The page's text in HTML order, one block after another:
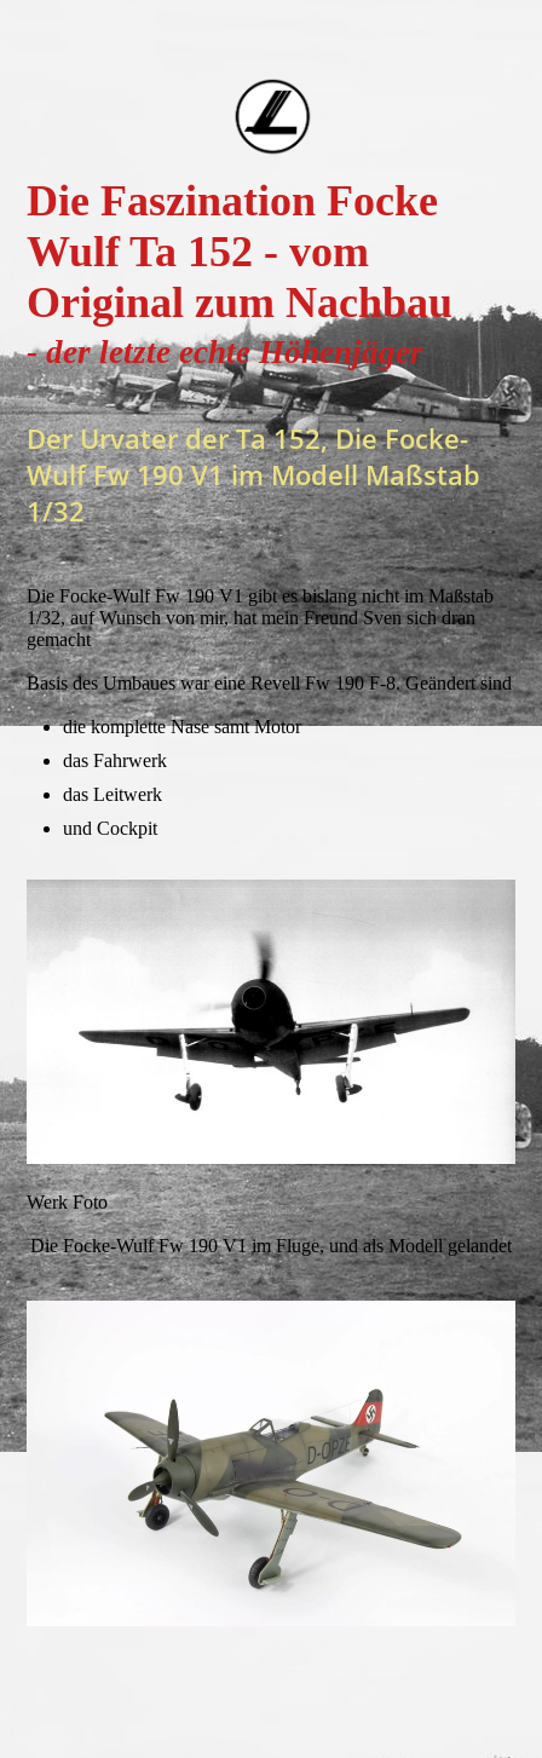
Die Faszination Focke
Wulf Ta 152 - vom
Original zum Nachbau
- der letzte echte Höhenjäger
Der Urvater der Ta 152, Die Focke-
Wulf Fw 190 V1 im Modell Maßstab
1/32
Die Focke-Wulf Fw 190 V1 gibt es bislang nicht im Maßstab
1/32, auf Wunsch von mir, hat mein Freund Sven sich dran
gemacht
Basis des Umbaues war eine Revell Fw 190 F-8. Geändert sind
die komplette Nase samt Motor
das Fahrwerk
das Leitwerk
und Cockpit
Werk Foto
Die Focke-Wulf Fw 190 V1 im Fluge, und als Modell gelandet